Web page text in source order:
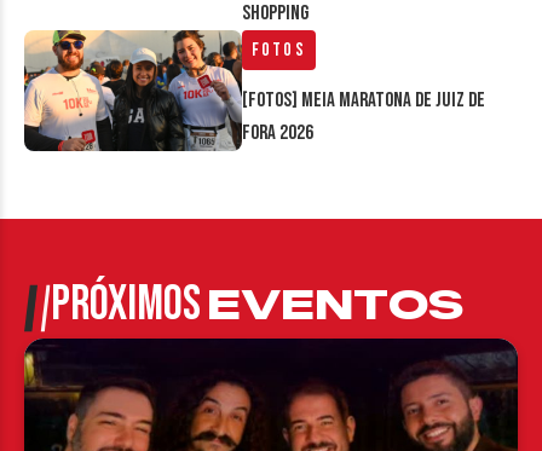
Shopping
Fotos
[FOTOS] Meia Maratona de Juiz de
Fora 2026
PRÓXIMOSEVENTOS